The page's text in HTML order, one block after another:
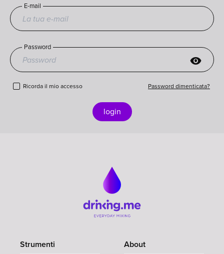
E-mail
Password
visibility
Ricorda il mio accesso Password dimenticata?
login
Strumenti About